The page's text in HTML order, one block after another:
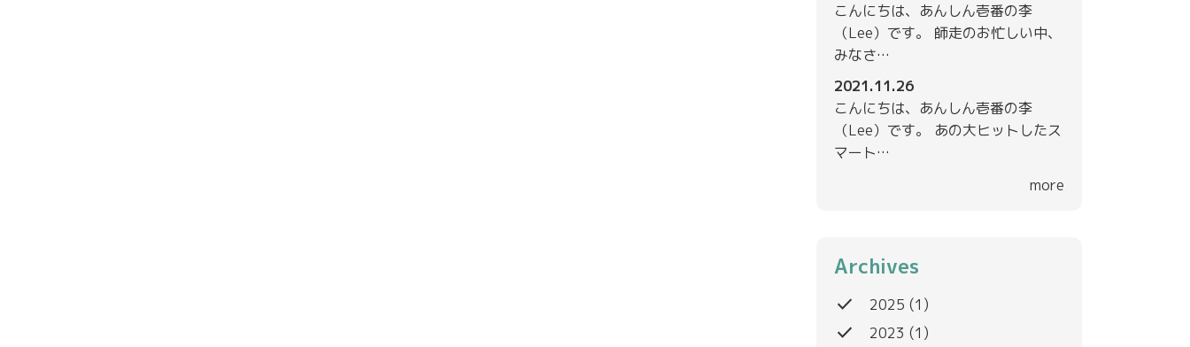
こんにちは、あんしん壱番の李
（Lee）です。 師走のお忙しい中、
みなさ…
2021.11.26
こんにちは、あんしん壱番の李
（Lee）です。 あの大ヒットしたス
マート…
more
Archives
done 2025 (1)
done 2023 (1)